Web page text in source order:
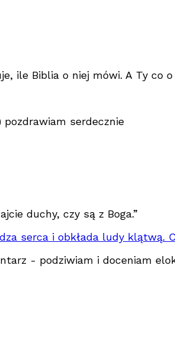
ile Biblia o niej mówi. A Ty co
serdecznie
duchy, czy są z Boga.”
serca i obkłada ludy klątwą.
- podziwiam i doceniam